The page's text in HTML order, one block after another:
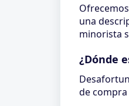
una
minorista
¿Dónde
de